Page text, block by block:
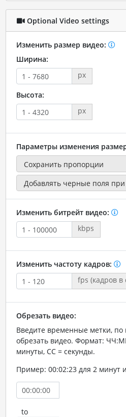
Optional Video settings
Изменить размер видео:
Ширина:
px
Высота:
px
Параметры изменения
Изменить битрейт видео:
kbps
Изменить частоту кадров:
fps (кадров в
Обрезать видео:
Введите временные метки,
обрезать видео. Формат:
минуты, СС = секунды.
Пример: 00:02:23 для 2 минут
to